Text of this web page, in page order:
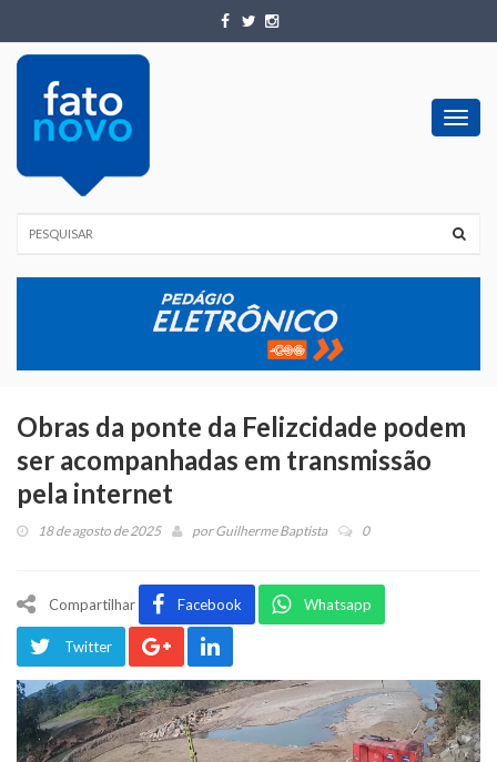
Obras da ponte da Felizcidade podem
ser acompanhadas em transmissão
pela internet
18 de agosto de 2025 porGuilherme Baptista 0
Compartilhar Facebook Whatsapp
Twitter